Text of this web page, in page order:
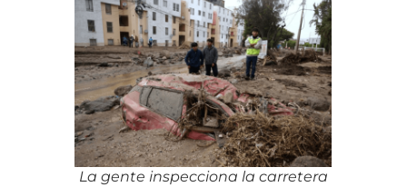
La gente inspecciona la carretera